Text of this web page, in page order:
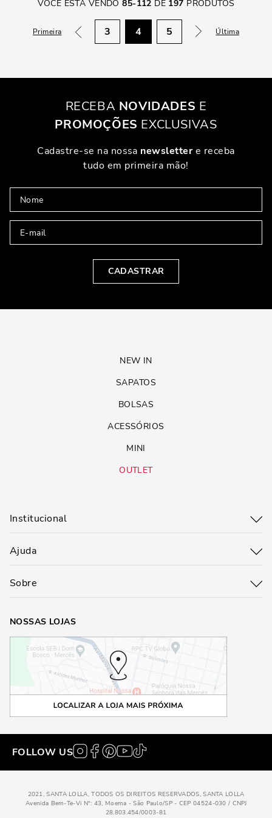
VOCÊ ESTÁ VENDO 85-112 DE 197 PRODUTOS
Primeira 3 4 5 Última
RECEBA NOVIDADES E
PROMOÇÕES EXCLUSIVAS
Cadastre-se na nossa newslettere receba
tudo em primeira mão!
CADASTRAR
NEW IN
SAPATOS
BOLSAS
ACESSÓRIOS
MINI
OUTLET
Institucional
Ajuda
Sobre
NOSSAS LOJAS
FOLLOW US
2021, SANTA LOLLA, TODOS OS DIREITOS RESERVADOS, SANTA LOLLA
Avenida Bem-Te-Vi N°: 43, Moema - São Paulo/SP - CEP 04524-030 / CNPJ
28.803.454/0003-81